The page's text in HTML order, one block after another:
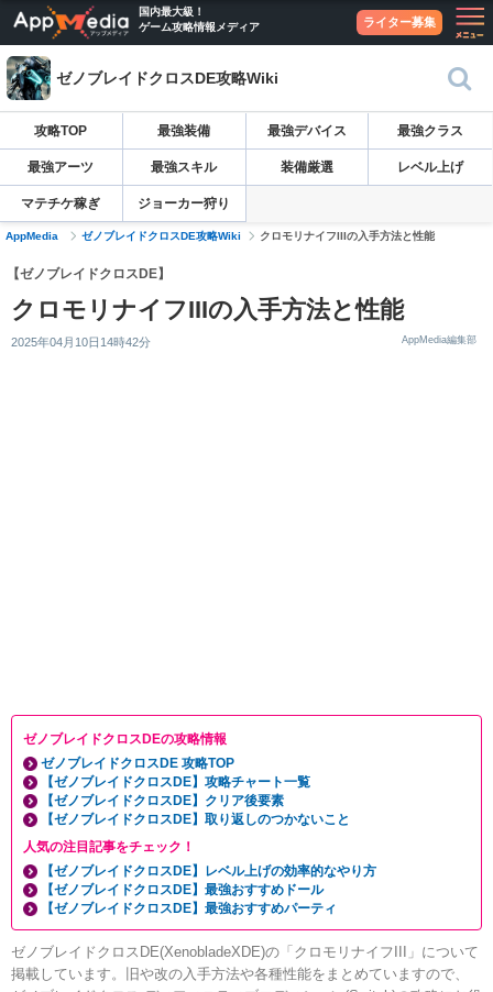
国内最大級！
ゲーム攻略情報メディア
ライター募集
ゼノブレイドクロスDE攻略Wiki
攻略TOP 最強装備 最強デバイス 最強クラス
最強アーツ 最強スキル 装備厳選 レベル上げ
マテチケ稼ぎ ジョーカー狩り
AppMedia ゼノブレイドクロスDE攻略Wiki クロモリナイフIIIの入手方法と性能
【ゼノブレイドクロスDE】
クロモリナイフIIIの入手方法と性能
2025年04月10日14時42分 AppMedia編集部
ゼノブレイドクロスDEの攻略情報
ゼノブレイドクロスDE 攻略TOP
【ゼノブレイドクロスDE】攻略チャート一覧
【ゼノブレイドクロスDE】クリア後要素
【ゼノブレイドクロスDE】取り返しのつかないこと
人気の注目記事をチェック！
【ゼノブレイドクロスDE】レベル上げの効率的なやり方
【ゼノブレイドクロスDE】最強おすすめドール
【ゼノブレイドクロスDE】最強おすすめパーティ
ゼノブレイドクロスDE(XenobladeXDE)の「クロモリナイフIII」について
掲載しています。旧や改の入手方法や各種性能をまとめていますので、